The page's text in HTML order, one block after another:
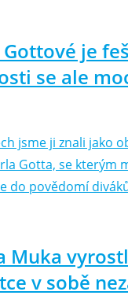
je
se ale
jsme ji znali jako
Gotta, se kterým
do povědomí
Muka
v sobě